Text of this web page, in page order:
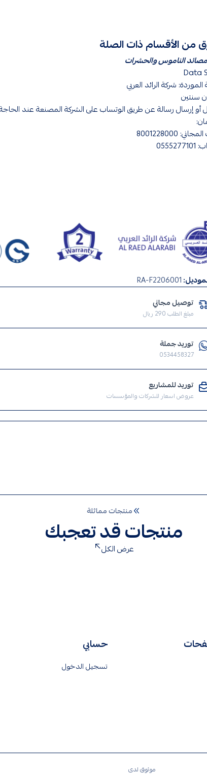
من الأقسام ذات الصلة
الناموس والحشرات
Data
الموردة: شركة الرائد العربي
سنتين
أو إرسال رسالة عن طريق الوتساب على الشركة المصنعة عند
8001228000
RA-F2206001
توصيل مجاني
مبلغ الطلب 290 ريال
توريد جملة
0534458327
توريد للمشاريع
عروض اسعار للشركات والمؤسسات
منتجات مماثلة
منتجات قد تعجبك
عرض الكل
حسابي
تسجيل الدخول
موثوق لدى